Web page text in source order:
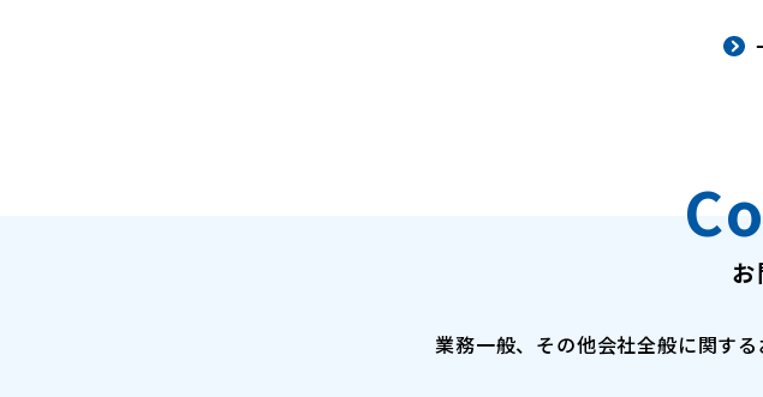
業務一般、その他会社全般に関す